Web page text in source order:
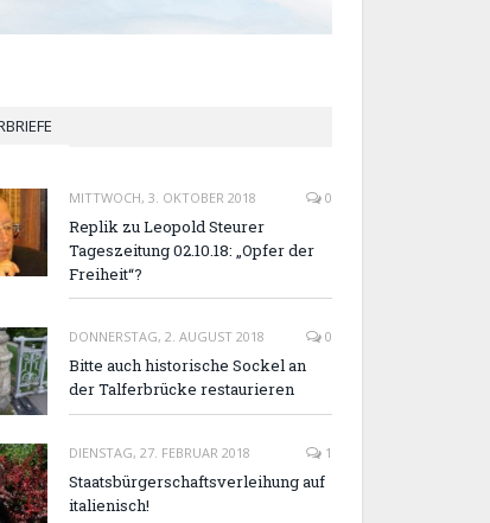
MITTWOCH, 3. OKTOBER 2018 0
Replik zu Leopold Steurer
Tageszeitung 02.10.18: „Opfer der
Freiheit“?
DONNERSTAG, 2. AUGUST 2018 0
Bitte auch historische Sockel an
der Talferbrücke restaurieren
DIENSTAG, 27. FEBRUAR 2018 1
Staatsbürgerschaftsverleihung auf
italienisch!